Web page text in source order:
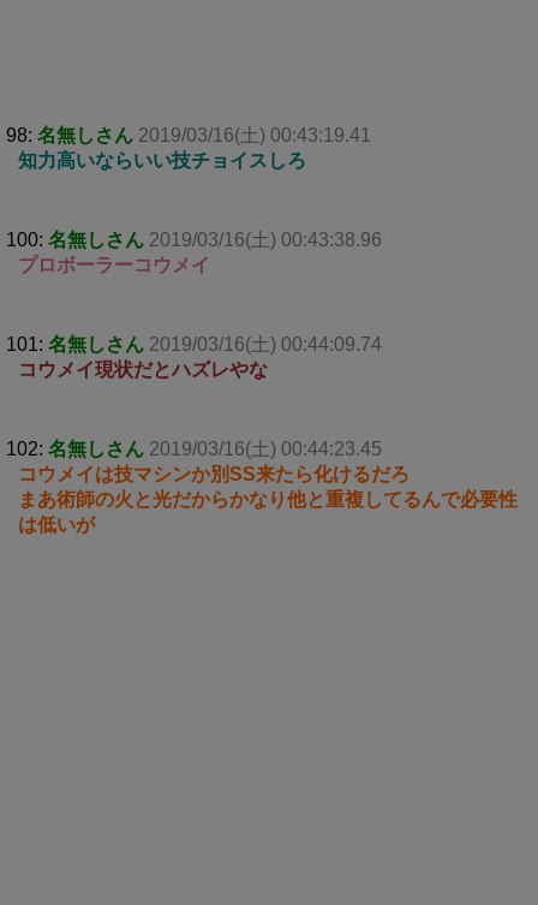
98: 名無しさん 2019/03/16(土) 00:43:19.41
知力高いならいい技チョイスしろ
100: 名無しさん 2019/03/16(土) 00:43:38.96
プロボーラーコウメイ
101: 名無しさん 2019/03/16(土) 00:44:09.74
コウメイ現状だとハズレやな
102: 名無しさん 2019/03/16(土) 00:44:23.45
コウメイは技マシンか別SS来たら化けるだろ
まあ術師の火と光だからかなり他と重複してるんで必要性
は低いが